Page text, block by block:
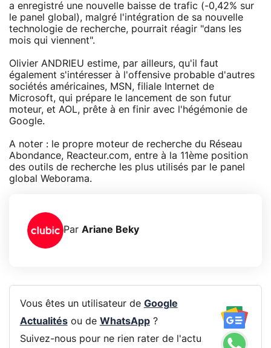
a enregistré une nouvelle baisse de trafic (-0,42% sur
le panel global), malgré l'intégration de sa nouvelle
technologie de recherche, pourrait réagir "dans les
mois qui viennent".
Olivier ANDRIEU estime, par ailleurs, qu'il faut
également s'intéresser à l'offensive probable d'autres
sociétés américaines, MSN, filiale Internet de
Microsoft, qui prépare le lancement de son futur
moteur, et AOL, prête à en finir avec l'hégémonie de
Google.
A noter : le propre moteur de recherche du Réseau
Abondance, Reacteur.com, entre à la 11ème position
des outils de recherche les plus utilisés par le panel
global Weborama.
Par Ariane Beky
Vous êtes un utilisateur de Google
Actualitésou de WhatsApp?
Suivez-nous pour ne rien rater de l'actu